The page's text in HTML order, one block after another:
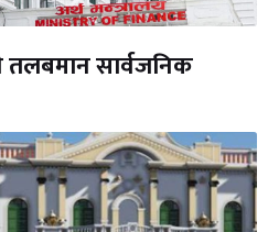
सार्वजनिक